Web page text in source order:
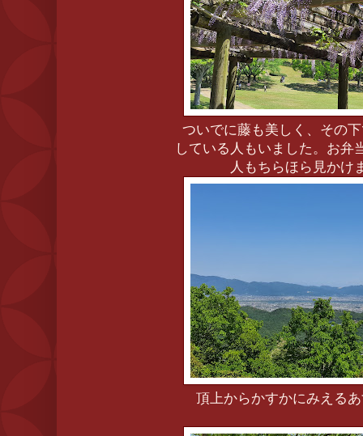
ついでに藤も美しく、その
している人もいました。お弁
人もちらほら見かけ
頂上からかすかにみえる